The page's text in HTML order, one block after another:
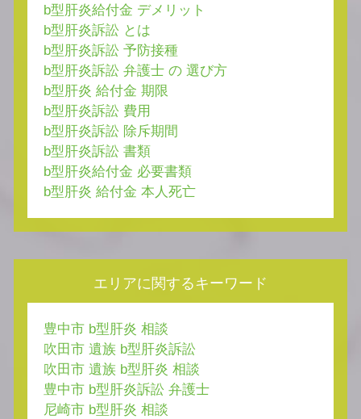
b型肝炎給付金 デメリット
b型肝炎訴訟 とは
b型肝炎訴訟 予防接種
b型肝炎訴訟 弁護士 の 選び方
b型肝炎 給付金 期限
b型肝炎訴訟 費用
b型肝炎訴訟 除斥期間
b型肝炎訴訟 書類
b型肝炎給付金 必要書類
b型肝炎 給付金 本人死亡
エリアに関するキーワード
豊中市 b型肝炎 相談
吹田市 遺族 b型肝炎訴訟
吹田市 遺族 b型肝炎 相談
豊中市 b型肝炎訴訟 弁護士
尼崎市 b型肝炎 相談